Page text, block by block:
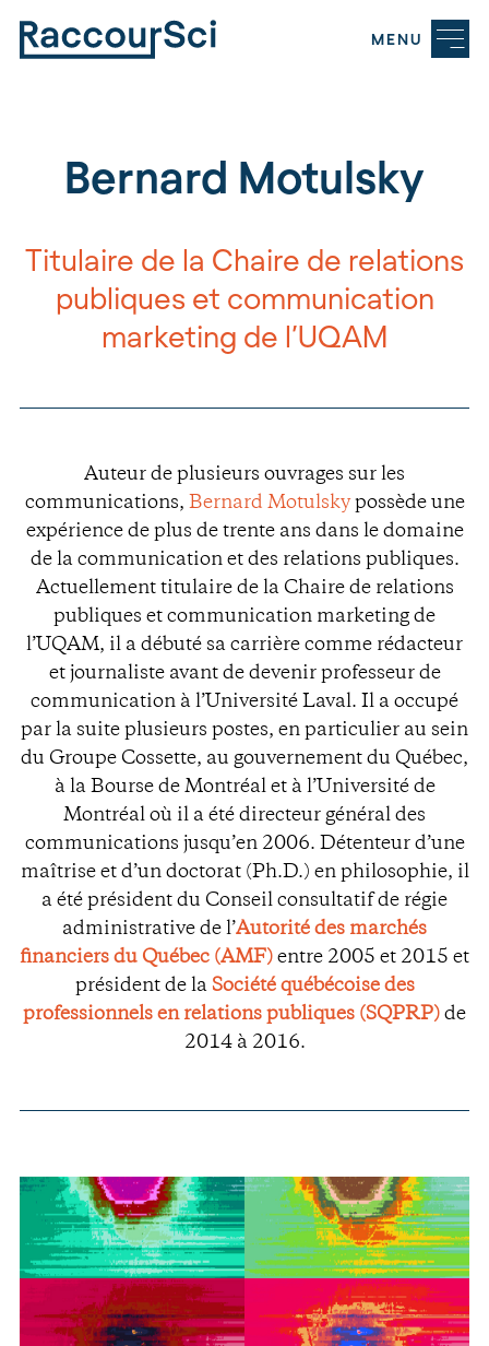
MENU
Bernard Motulsky
Titulaire de la Chaire de relations
publiques et communication
marketing de l’UQAM
Auteur de plusieurs ouvrages sur les
communications, Bernard Motulskypossède une
expérience de plus de trente ans dans le domaine
de la communication et des relations publiques.
Actuellement titulaire de la Chaire de relations
publiques et communication marketing de
l’UQAM, il a débuté sa carrière comme rédacteur
et journaliste avant de devenir professeur de
communication à l’Université Laval. Il a occupé
par la suite plusieurs postes, en particulier au sein
du Groupe Cossette, au gouvernement du Québec,
à la Bourse de Montréal et à l’Université de
Montréal où il a été directeur général des
communications jusqu’en 2006. Détenteur d’une
maîtrise et d’un doctorat (Ph.D.) en philosophie, il
a été président du Conseil consultatif de régie
administrative de l’Autorité des marchés
financiers du Québec (AMF) entre 2005 et 2015 et
président de la Société québécoise des
professionnels en relations publiques (SQPRP) de
2014 à 2016.